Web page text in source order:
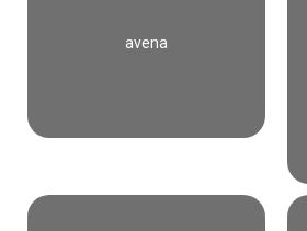
sus
para
avena